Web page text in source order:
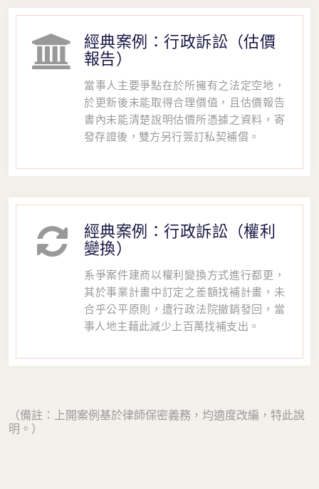
經典案例：行政訴訟（估價
報告）
當事人主要爭點在於所擁有之法定空地，
於更新後未能取得合理價值，且估價報告
書內未能清楚說明估價所憑據之資料，寄
發存證後，雙方另行簽訂私契補償。
經典案例：行政訴訟（權利
變換）
系爭案件建商以權利變換方式進行都更，
其於事業計畫中訂定之差額找補計畫，未
合乎公平原則，遭行政法院撤銷發回，當
事人地主藉此減少上百萬找補支出。
（備註：上開案例基於律師保密義務，均適度改編，特此說
明。）